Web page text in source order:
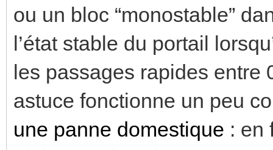
ou un bloc “monostable”
l’état stable du portail
les passages rapides entre
astuce fonctionne un peu
une panne domestique : en